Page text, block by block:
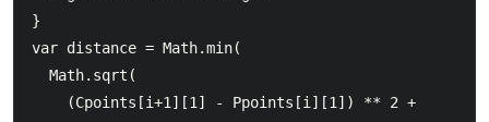
}
var distance = Math.min(